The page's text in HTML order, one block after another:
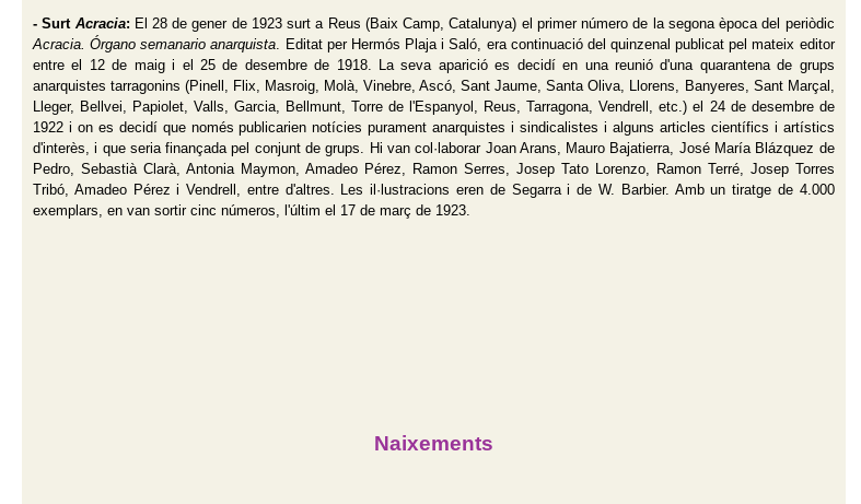
- Surt Acracia: El 28 de gener de 1923 surt a Reus (Baix Camp, Catalunya) el primer número de la segona època del periòdic
Acracia. Órgano semanario anarquista. Editat per Hermós Plaja i Saló, era continuació del quinzenal publicat pel mateix editor
entre el 12 de maig i el 25 de desembre de 1918. La seva aparició es decidí en una reunió d'una quarantena de grups
anarquistes tarragonins (Pinell, Flix, Masroig, Molà, Vinebre, Ascó, Sant Jaume, Santa Oliva, Llorens, Banyeres, Sant Marçal,
Lleger, Bellvei, Papiolet, Valls, Garcia, Bellmunt, Torre de l'Espanyol, Reus, Tarragona, Vendrell, etc.) el 24 de desembre de
1922 i on es decidí que només publicarien notícies purament anarquistes i sindicalistes i alguns articles científics i artístics
d'interès, i que seria finançada pel conjunt de grups. Hi van col·laborar Joan Arans, Mauro Bajatierra, José María Blázquez de
Pedro, Sebastià Clarà, Antonia Maymon, Amadeo Pérez, Ramon Serres, Josep Tato Lorenzo, Ramon Terré, Josep Torres
Tribó, Amadeo Pérez i Vendrell, entre d'altres. Les il·lustracions eren de Segarra i de W. Barbier. Amb un tiratge de 4.000
exemplars, en van sortir cinc números, l'últim el 17 de març de 1923.
Naixements